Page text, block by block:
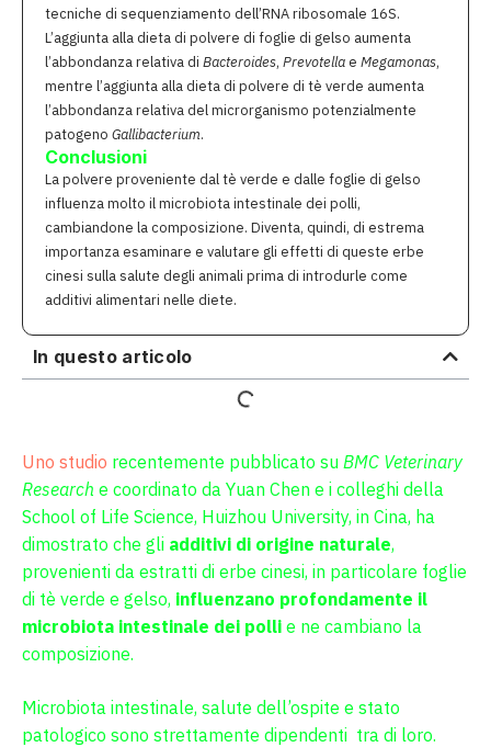
tecniche di sequenziamento dell’RNA ribosomale 16S.
L’aggiunta alla dieta di polvere di foglie di gelso aumenta
l’abbondanza relativa di Bacteroides, Prevotellae Megamonas,
mentre l’aggiunta alla dieta di polvere di tè verde aumenta
l’abbondanza relativa del microrganismo potenzialmente
patogeno Gallibacterium.
Conclusioni
La polvere proveniente dal tè verde e dalle foglie di gelso
influenza molto il microbiota intestinale dei polli,
cambiandone la composizione. Diventa, quindi, di estrema
importanza esaminare e valutare gli effetti di queste erbe
cinesi sulla salute degli animali prima di introdurle come
additivi alimentari nelle diete.
In questo articolo
Uno studio recentemente pubblicato su BMC Veterinary
Research e coordinato da Yuan Chen e i colleghi della
School of Life Science, Huizhou University, in Cina, ha
dimostrato che gli additivi di origine naturale,
provenienti da estratti di erbe cinesi, in particolare foglie
di tè verde e gelso, influenzano profondamente il
microbiota intestinale dei polli e ne cambiano la
composizione.
Microbiota intestinale, salute dell’ospite e stato
patologico sono strettamente dipendenti tra di loro.